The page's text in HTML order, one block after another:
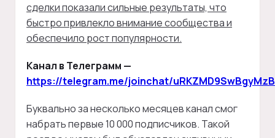
сделки показали сильные результаты, что
быстро привлекло внимание сообщества и
обеспечило рост популярности.
Канал в Телеграмм —
https://telegram.me/joinchat/
Буквально за несколько месяцев канал смог
набрать первые 10 000 подписчиков. Такой